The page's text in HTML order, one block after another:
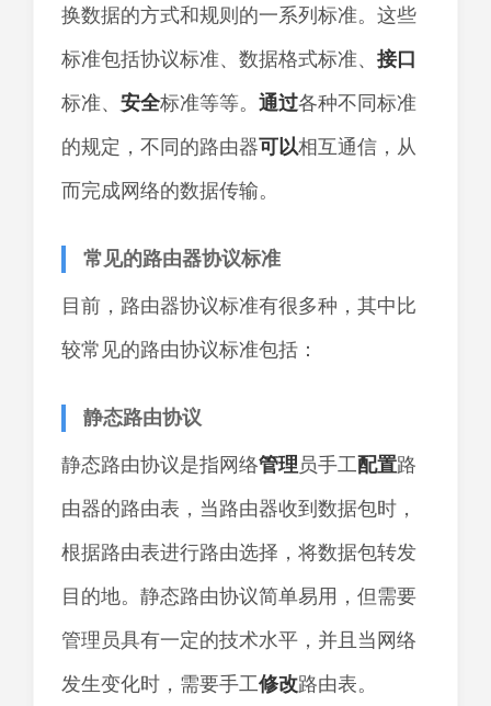
换数据的方式和规则的一系列标准。这些
标准包括协议标准、数据格式标准、 接口
标准、 安全标准等等。 通过各种不同标准
的规定，不同的路由器可以相互通信，从
而完成网络的数据传输。
常见的路由器协议标准
目前，路由器协议标准有很多种，其中比
较常见的路由协议标准包括：
静态路由协议
静态路由协议是指网络管理 员手工配置路
由器的路由表，当路由器收到数据包时，
根据路由表进行路由选择，将数据包转发
目的地。静态路由协议简单易用，但需要
管理员具有一定的技术水平，并且当网络
发生变化时，需要手工修改路由表。